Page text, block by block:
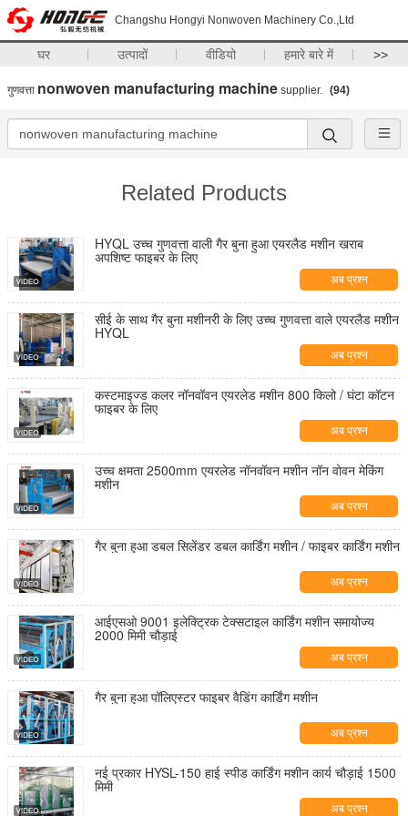
Changshu Hongyi Nonwoven Machinery Co.,Ltd
घर उत्पादों वीडियो हमारे बारे में >>
गुणवत्ता nonwoven manufacturing machine supplier. (94)
Related Products
HYQL उच्च गुणवत्ता वाली गैर बुना हुआ एयरलैड मशीन खराब
अपशिष्ट फाइबर के लिए
अब प्रश्न
सीई के साथ गैर बुना मशीनरी के लिए उच्च गुणवत्ता वाले एयरलैड मशीन
HYQL
अब प्रश्न
कस्टमाइज्ड कलर नॉनवॉवन एयरलेड मशीन 800 किलो / घंटा कॉटन
फाइबर के लिए
अब प्रश्न
उच्च क्षमता 2500mm एयरलेड नॉनवॉवन मशीन नॉन वोवन मेकिंग
मशीन
अब प्रश्न
गैर बुना हुआ डबल सिलेंडर डबल कार्डिंग मशीन / फाइबर कार्डिंग मशीन
अब प्रश्न
आईएसओ 9001 इलेक्ट्रिक टेक्सटाइल कार्डिंग मशीन समायोज्य
2000 मिमी चौड़ाई
अब प्रश्न
गैर बुना हुआ पॉलिएस्टर फाइबर वैडिंग कार्डिंग मशीन
अब प्रश्न
नई प्रकार HYSL-150 हाई स्पीड कार्डिंग मशीन कार्य चौड़ाई 1500
मिमी
अब प्रश्न